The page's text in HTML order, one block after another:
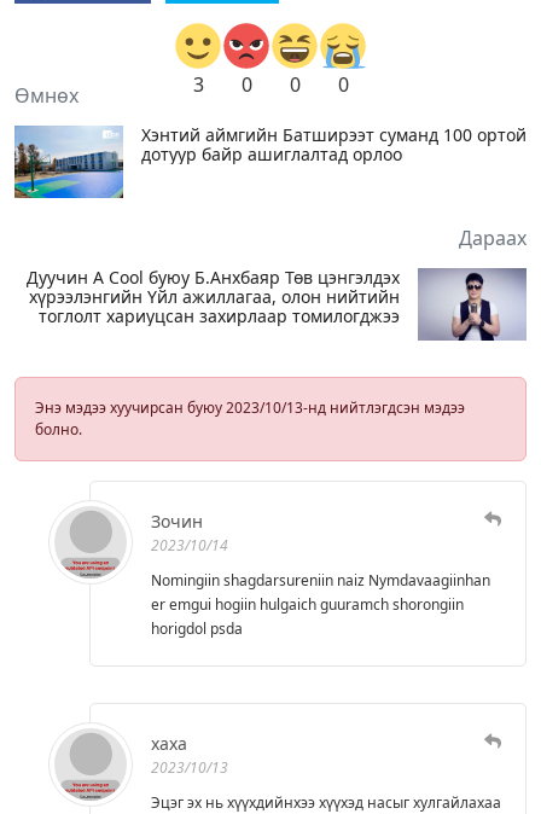
3 0 0 0
Өмнөх
Хэнтий аймгийн Батширээт суманд 100 ортой
дотуур байр ашиглалтад орлоо
Дараах
Дуучин A Cool буюу Б.Анхбаяр Төв цэнгэлдэх
хүрээлэнгийн Үйл ажиллагаа, олон нийтийн
тоглолт хариуцсан захирлаар томилогджээ
Энэ мэдээ хуучирсан буюу 2023/10/13-нд нийтлэгдсэн мэдээ
болно.
Зочин
2023/10/14
Nomingiin shagdarsureniin naiz Nymdavaagiinhan
er emgui hogiin hulgaich guuramch shorongiin
horigdol psda
хаха
2023/10/13
Эцэг эх нь хүүхдийнхээ хүүхэд насыг хулгайлахаа